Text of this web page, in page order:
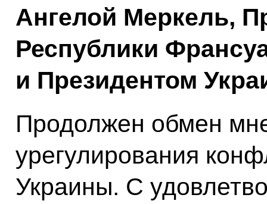
Ангелой Меркель,
Республики
и Президентом
Продолжен обмен
урегулирования
Украины. С